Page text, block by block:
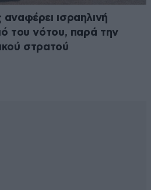
ισραηλινή
του νότου, παρά την
στρατού